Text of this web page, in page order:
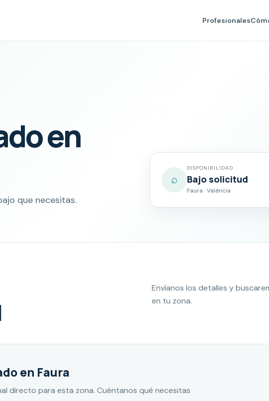
Profesionales
en
que necesitas.
⌕
DISPONIBILIDAD
Bajo solicitud
Faura · València
Envíanos los detalles y
en tu zona.
en Faura
directo para esta zona. Cuéntanos qué necesitas